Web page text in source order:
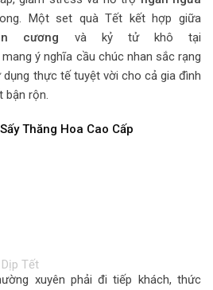
Một set quà Tết kết hợp giữa
cương và kỷ tử khô tại
ý nghĩa cầu chúc nhan sắc rạng
thực tế tuyệt vời cho cả gia đình
bận rộn.
Thăng Hoa Cao Cấp
xuyên phải đi tiếp khách, thức